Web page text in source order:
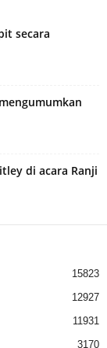
secara
di acara Ranji
15823
12927
11931
3170